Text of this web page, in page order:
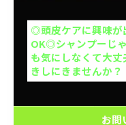
敏感肌
睡眠
ホット
寒さ対策
クー
◎頭皮ケアに興味が
OK◎シャンプーじ
も気にしなくて大
きしにきませんか？
お問
お問